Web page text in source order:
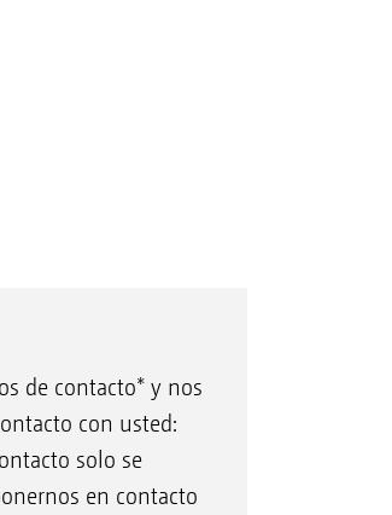
de contacto* y nos
con usted:
solo se
en contacto